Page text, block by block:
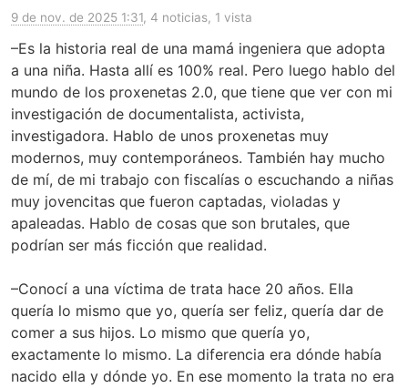
9 de nov. de 2025 1:31, 4 noticias, 1 vista
–Es la historia real de una mamá ingeniera que adopta
a una niña. Hasta allí es 100% real. Pero luego hablo del
mundo de los proxenetas 2.0, que tiene que ver con mi
investigación de documentalista, activista,
investigadora. Hablo de unos proxenetas muy
modernos, muy contemporáneos. También hay mucho
de mí, de mi trabajo con fiscalías o escuchando a niñas
muy jovencitas que fueron captadas, violadas y
apaleadas. Hablo de cosas que son brutales, que
podrían ser más ficción que realidad.
–Conocí a una víctima de trata hace 20 años. Ella
quería lo mismo que yo, quería ser feliz, quería dar de
comer a sus hijos. Lo mismo que quería yo,
exactamente lo mismo. La diferencia era dónde había
nacido ella y dónde yo. En ese momento la trata no era